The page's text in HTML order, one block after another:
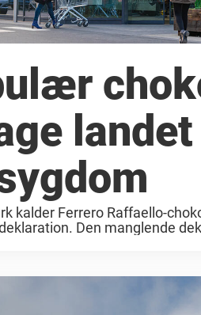
kalder Ferrero Raffaello-
Den manglende